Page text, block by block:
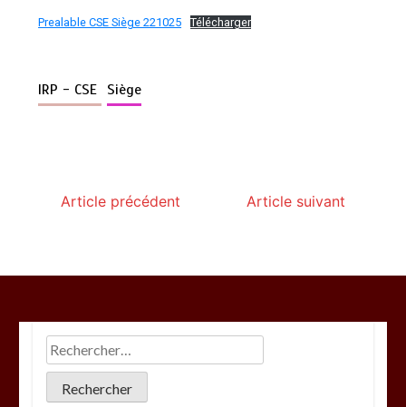
Prealable CSE Siège 221025 Télécharger
IRP - CSE Siège
Article précédent Article suivant